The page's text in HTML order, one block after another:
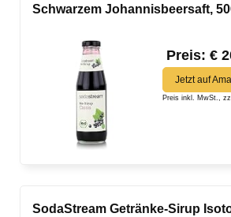
Schwarzem Johannisbeersaft,
Preis: €
Jetzt auf
Preis inkl. MwSt.,
SodaStream Getränke-Sirup